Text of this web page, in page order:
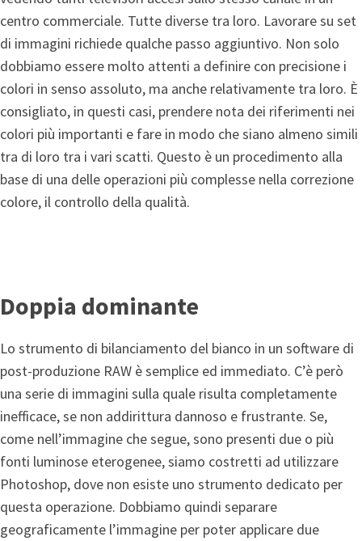
centro commerciale. Tutte diverse tra loro. Lavorare su set
di immagini richiede qualche passo aggiuntivo. Non solo
dobbiamo essere molto attenti a definire con precisione i
colori in senso assoluto, ma anche relativamente tra loro. È
consigliato, in questi casi, prendere nota dei riferimenti nei
colori più importanti e fare in modo che siano almeno simili
tra di loro tra i vari scatti. Questo è un procedimento alla
base di una delle operazioni più complesse nella correzione
colore, il controllo della qualità.
Doppia dominante
Lo strumento di bilanciamento del bianco in un software di
post-produzione RAW è semplice ed immediato. C’è però
una serie di immagini sulla quale risulta completamente
inefficace, se non addirittura dannoso e frustrante. Se,
come nell’immagine che segue, sono presenti due o più
fonti luminose eterogenee, siamo costretti ad utilizzare
Photoshop, dove non esiste uno strumento dedicato per
questa operazione. Dobbiamo quindi separare
geograficamente l’immagine per poter applicare due